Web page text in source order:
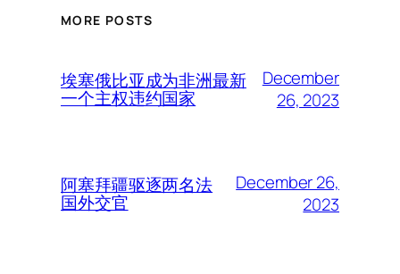
MORE POSTS
埃塞俄比亚成为非洲最新
一个主权违约国家
December
26, 2023
阿塞拜疆驱逐两名法
国外交官
December 26,
2023